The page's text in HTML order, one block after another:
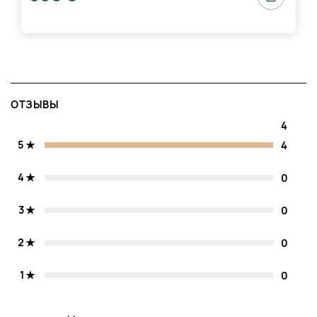
ОТЗЫВЫ
4
5
4
4 0
3 0
2 0
1 0